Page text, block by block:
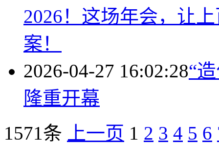
2026！这场年会，让
案！
2026-04-27 16:02:28“
隆重开幕
1571条
上一页 1 2 3 4 5 6